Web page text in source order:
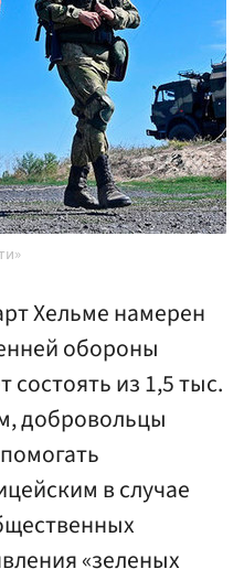
Хельме намерен
обороны
из 1,5 тыс.
добровольцы
в случае
«зеленых